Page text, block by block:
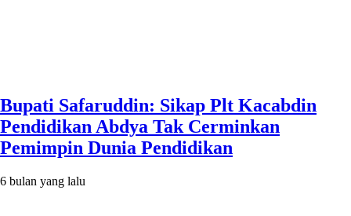
Bupati Safaruddin: Sikap Plt Kacabdin
Pendidikan Abdya Tak Cerminkan
Pemimpin Dunia Pendidikan
6 bulan yang lalu